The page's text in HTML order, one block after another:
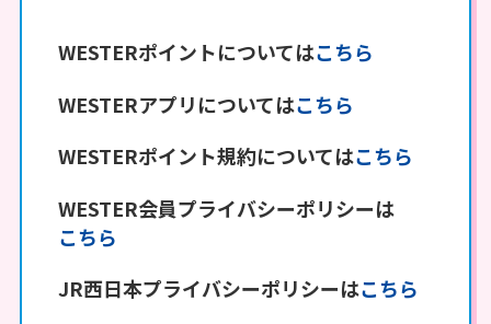
込220円＝1ポイント」たまる店舗・施設を含
む）
※対象店舗でのお会計時にWESTERまたは
エントリー時にWESTERポータルまたは
WESTER IDのものに限る）をご提示いただい
たご利用が対象です。
②インターネット列車予約（JR西日本ネット予
WESTERポイントについてはこちら
WESTERアプリについてはこちら
WESTERポイント規約についてはこちら
WESTER会員プライバシーポリシーは
こちら
JR西日本プライバシーポリシーはこちら
キャンペーン概要
キャンペーン参加方法